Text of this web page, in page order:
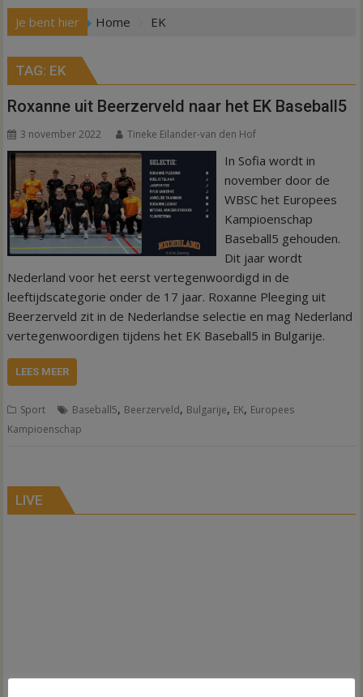
Je bent hier Home EK
TAG: EK
Roxanne uit Beerzerveld naar het EK Baseball5
3 november 2022 Tineke Eilander-van den Hof
In Sofia wordt in
november door de
WBSC het Europees
Kampioenschap
Baseball5 gehouden.
Dit jaar wordt
Nederland voor het eerst vertegenwoordigd in de
leeftijdscategorie onder de 17 jaar. Roxanne Pleeging uit
Beerzerveld zit in de Nederlandse selectie en mag Nederland
vertegenwoordigen tijdens het EK Baseball5 in Bulgarije.
LEES MEER
Sport Baseball5, Beerzerveld, Bulgarije, EK, Europees
Kampioenschap
LIVE